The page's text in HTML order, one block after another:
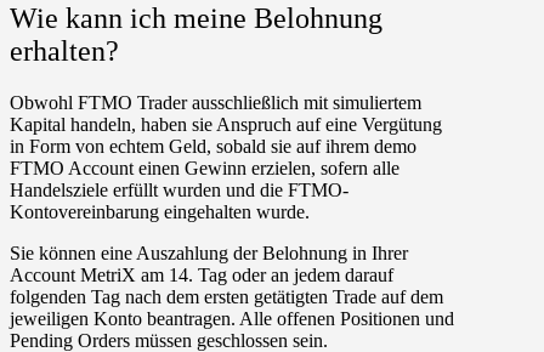
Wie kann ich meine Belohnung
erhalten?
Obwohl FTMO Trader ausschließlich mit simuliertem
Kapital handeln, haben sie Anspruch auf eine Vergütung
in Form von echtem Geld, sobald sie auf ihrem demo
FTMO Account einen Gewinn erzielen, sofern alle
Handelsziele erfüllt wurden und die FTMO-
Kontovereinbarung eingehalten wurde.
Sie können eine Auszahlung der Belohnung in Ihrer
Account MetriX am 14. Tag oder an jedem darauf
folgenden Tag nach dem ersten getätigten Trade auf dem
jeweiligen Konto beantragen. Alle offenen Positionen und
Pending Orders müssen geschlossen sein.